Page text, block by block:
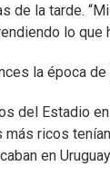
de la tarde.
lo que
la época
del Estadio
más ricos
en